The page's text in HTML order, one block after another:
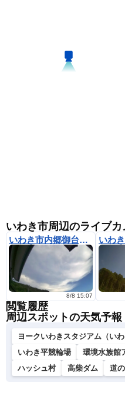
いわき市周辺のライブカ
いわき市内郷御台境町
8/8 15:07
いわ
閲覧履歴
周辺スポットの天気予報
ヨークいわきスタジアム（い
いわき平競輪場
環境水族館
ハッシュ村
高柴ダム 道